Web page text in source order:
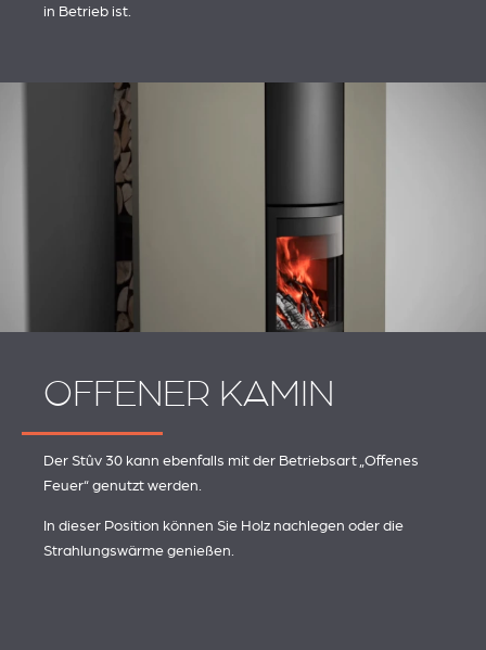
in Betrieb ist.
OFFENER KAMIN
Der Stûv 30 kann ebenfalls mit der Betriebsart „Offenes
Feuer“ genutzt werden.
In dieser Position können Sie Holz nachlegen oder die
Strahlungswärme genießen.